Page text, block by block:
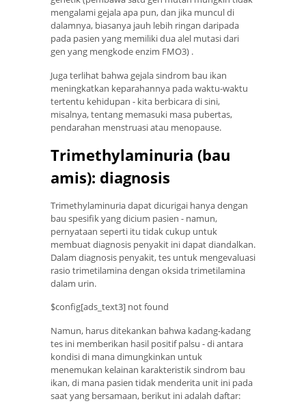
mengalami gejala apa pun, dan jika muncul di
dalamnya, biasanya jauh lebih ringan daripada
pada pasien yang memiliki dua alel mutasi dari
gen yang mengkode enzim FMO3) .
Juga terlihat bahwa gejala sindrom bau ikan
meningkatkan keparahannya pada waktu-waktu
tertentu kehidupan - kita berbicara di sini,
misalnya, tentang memasuki masa pubertas,
pendarahan menstruasi atau menopause.
Trimethylaminuria (bau
amis): diagnosis
Trimethylaminuria dapat dicurigai hanya dengan
bau spesifik yang dicium pasien - namun,
pernyataan seperti itu tidak cukup untuk
membuat diagnosis penyakit ini dapat diandalkan.
Dalam diagnosis penyakit, tes untuk mengevaluasi
rasio trimetilamina dengan oksida trimetilamina
dalam urin.
$config[ads_text3] not found
Namun, harus ditekankan bahwa kadang-kadang
tes ini memberikan hasil positif palsu - di antara
kondisi di mana dimungkinkan untuk
menemukan kelainan karakteristik sindrom bau
ikan, di mana pasien tidak menderita unit ini pada
saat yang bersamaan, berikut ini adalah daftar: